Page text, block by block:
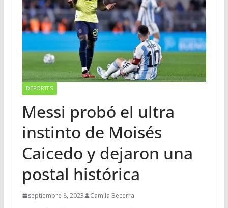
DEPORTES
Messi probó el ultra
instinto de Moisés
Caicedo y dejaron una
postal histórica
septiembre 8, 2023 Camila Becerra